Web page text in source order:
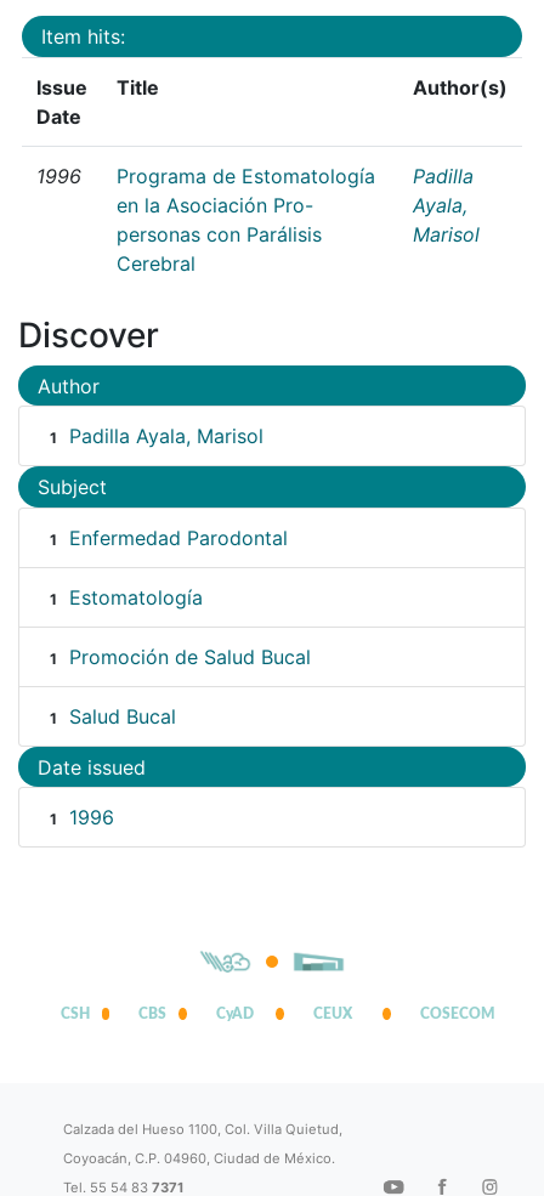
Item hits:
Issue
Date
Title Author(s)
1996
Programa de Estomatología
en la Asociación Pro-
personas con Parálisis
Cerebral
Padilla
Ayala,
Marisol
Discover
Author
1 Padilla Ayala, Marisol
Subject
1 Enfermedad Parodontal
1 Estomatología
1 Promoción de Salud Bucal
1 Salud Bucal
Date issued
1 1996
CSH CBS CyAD CEUX COSECOM
Calzada del Hueso 1100, Col. Villa Quietud,
Coyoacán, C.P. 04960, Ciudad de México.
Tel. 55 54 837371